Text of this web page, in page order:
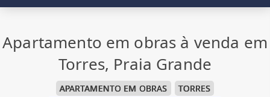
Apartamento em obras à venda em
Torres, Praia Grande
APARTAMENTO EM OBRAS
TORRES